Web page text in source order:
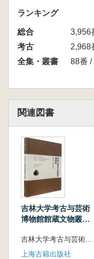
馆藏文物丛书杂
131件(套),年代涵
类划分单元,每单
展示了吉林大学
时具有重要的学
はすでに、『瓷
『書画巻』が刊
す。吉林大学考
器、甲骨、貨幣
か、収蔵されて
器、唐三彩など
同館は初めて所
を系統的に整理
収集して、『雑
ット)を厳選した
までをカバーし
ランキング
総合
3,956
考古
2,968
全集・叢書
88番 /
関連図書
吉林大学考古与芸術
博物館館蔵文物叢
吉林大学考古与芸術博物館 唐? 李春桃 編
上海古籍出版社